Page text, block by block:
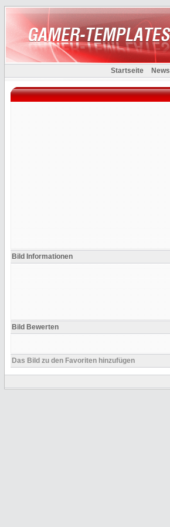
Startseite News
Bild Informationen
Bild Bewerten
Das Bild zu den Favoriten hinzufügen